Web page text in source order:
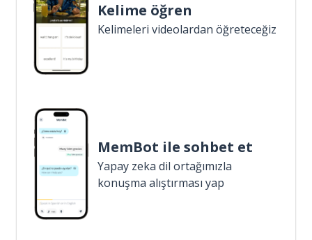
Kelime öğren
Kelimeleri videolardan öğreteceğiz
MemBot ile sohbet et
Yapay zeka dil ortağımızla
konuşma alıştırması yap